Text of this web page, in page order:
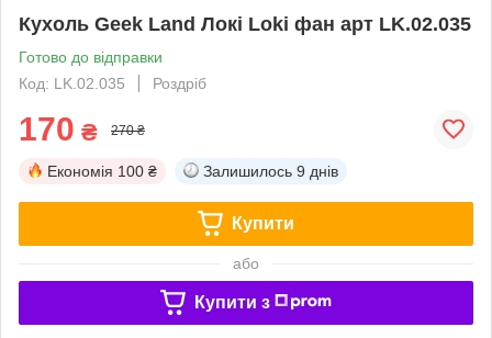
Кухоль Geek Land Локі Loki фан арт LK.02.035
Готово до відправки
Код: LK.02.035
Роздріб
170 ₴ 270 ₴
Економія 100 ₴ Залишилось 9 днів
Купити
або
Купити з